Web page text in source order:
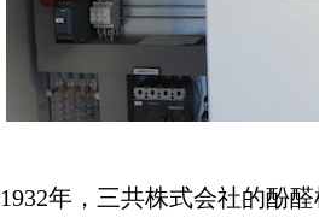
1932年，三共株式会社的酚